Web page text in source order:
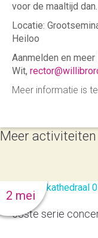
voor de maaltijd dan.
Locatie:
Heiloo
Aanmelden en
Wit,
Meer informatie is
Meer activiteiten
53ste serie
2 mei